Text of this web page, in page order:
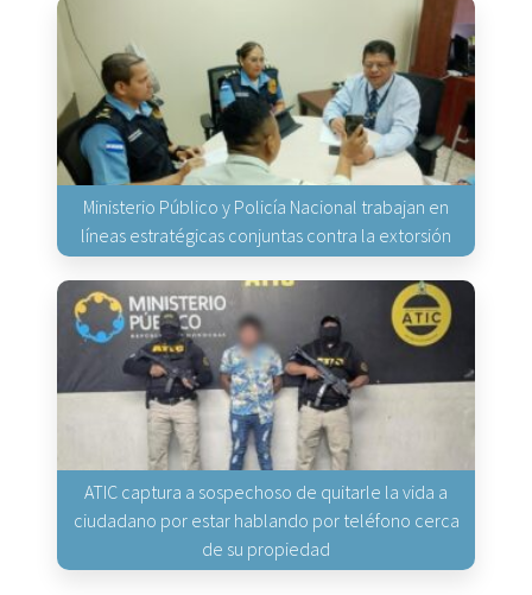
Ministerio Público y Policía Nacional trabajan en
líneas estratégicas conjuntas contra la extorsión
ATIC captura a sospechoso de quitarle la vida a
ciudadano por estar hablando por teléfono cerca
de su propiedad